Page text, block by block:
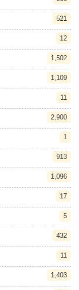
521
12
1,502
1,109
11
2,900
1
913
1,096
17
5
432
11
1,403